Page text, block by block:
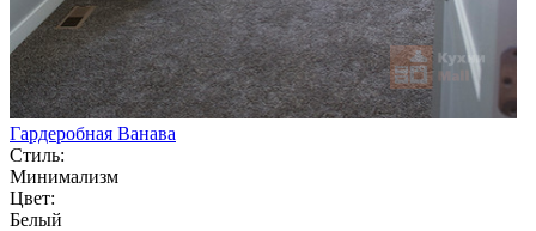
Гардеробная Ванава
Стиль:
Минимализм
Цвет:
Белый